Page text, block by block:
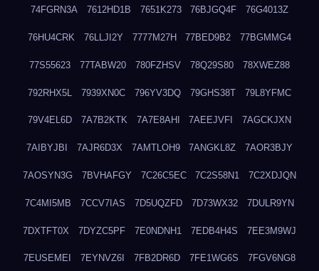
74FGRN3A 7612HD1B 7651K273 76BJGQ4F 76G4013Z
76HU4CRK 76LLJI2Y 7777M27H 77BED9B2 77BGMMG4
77S55623 77TABW20 780FZHSV 78Q29S80 78XWEZ88
792RHX5L 7939XN0C 796YV3DQ 79GHS38T 79L8YFMC
79V4EL6D 7A7B2KTK 7A7E8AHI 7AEEJVFI 7AGCKJXN
7AIBYJBI 7AJR6D3X 7AMTLOH9 7ANGKL8Z 7AOR3BJY
7AOSYN3G 7BVHAFGY 7C26C5EC 7C2S58N1 7C2XDJQN
7C4MI5MB 7CCV7IAS 7D5UQZFD 7D73WX32 7DULR9YN
7DXTFT0X 7DYZC5PF 7E0NDNH1 7EDB4H4S 7EE3M9WJ
7EUSEMEI 7EYNVZ6I 7FB2DR6D 7FE1WG6S 7FGV6NG8